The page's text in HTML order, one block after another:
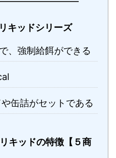
キッドシリーズ
、強制給餌ができる
缶詰がセットである
キッドの特徴【５商